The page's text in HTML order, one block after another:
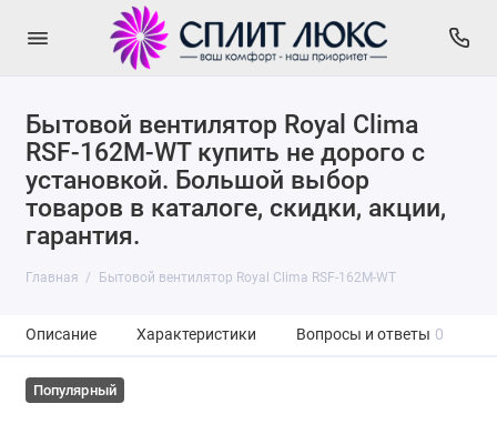
Бытовой вентилятор Royal Clima
RSF-162M-WT купить не дорого с
установкой. Большой выбор
товаров в каталоге, скидки, акции,
гарантия.
Главная Бытовой вентилятор Royal Clima RSF-162M-WT
Описание Характеристики Вопросы и ответы 0
Популярный